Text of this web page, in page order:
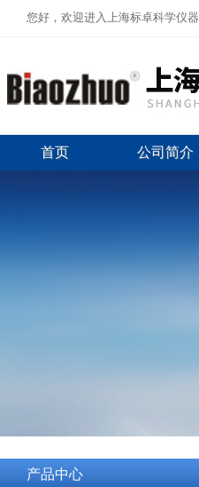
您好，欢迎进入上海标卓科学仪
首页 公司简介
产品中心